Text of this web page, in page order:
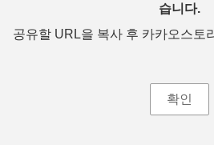
습니다.
공유할 URL을 복사 후 카카오스토
확인